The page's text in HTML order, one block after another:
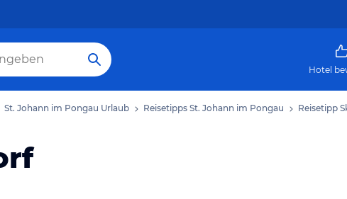
Hotel
St. Johann im Pongau Urlaub Reisetipps St. Johann im Pongau Reisetipp